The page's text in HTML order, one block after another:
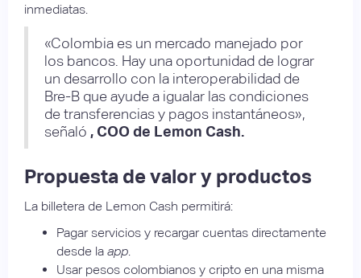
inmediatas.
«Colombia es un mercado manejado por
los bancos. Hay una oportunidad de lograr
un desarrollo con la interoperabilidad de
Bre-B que ayude a igualar las condiciones
de transferencias y pagos instantáneos»,
señaló , COO de Lemon Cash.
Propuesta de valor y productos
La billetera de Lemon Cash permitirá:
Pagar servicios y recargar cuentas directamente
desde la app
Usar pesos colombianos y cripto en una misma